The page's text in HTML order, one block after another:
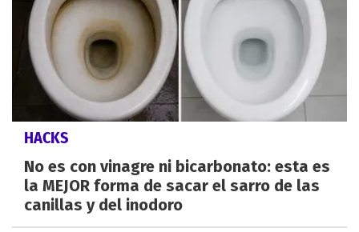
HACKS
No es con vinagre ni bicarbonato: esta es
la MEJOR forma de sacar el sarro de las
canillas y del inodoro